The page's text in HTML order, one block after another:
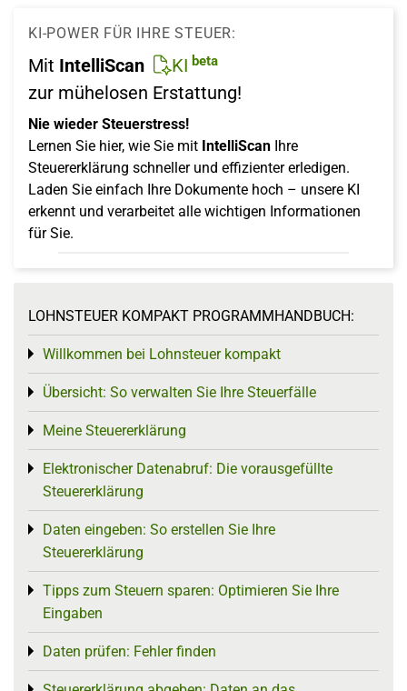
KI-POWER FÜR IHRE STEUER:
Mit IntelliScan KI beta
zur mühelosen Erstattung!
Nie wieder Steuerstress!
Lernen Sie hier, wie Sie mit IntelliScan Ihre
Steuererklärung schneller und effizienter erledigen.
Laden Sie einfach Ihre Dokumente hoch – unsere KI
erkennt und verarbeitet alle wichtigen Informationen
für Sie.
LOHNSTEUER KOMPAKT PROGRAMMHANDBUCH:
Willkommen bei Lohnsteuer kompakt
Toggle menu
Übersicht: So verwalten Sie Ihre Steuerfälle
Toggle menu
Meine Steuererklärung
Toggle menu
Elektronischer Datenabruf: Die vorausgefüllte
Steuererklärung
Toggle menu
Daten eingeben: So erstellen Sie Ihre
Steuererklärung
Toggle menu
Tipps zum Steuern sparen: Optimieren Sie Ihre
Eingaben
Toggle menu
Daten prüfen: Fehler finden
Toggle menu